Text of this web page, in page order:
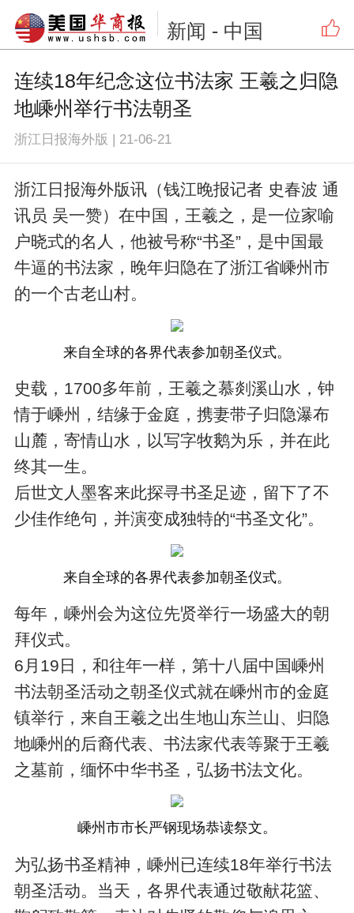
新闻 - 中国
连续18年纪念这位书法家 王羲之归隐
地嵊州举行书法朝圣
浙江日报海外版 | 21-06-21
浙江日报海外版讯（钱江晚报记者 史春波 通
讯员 吴一赞）在中国，王羲之，是一位家喻
户晓式的名人，他被号称“书圣”，是中国最
牛逼的书法家，晚年归隐在了浙江省嵊州市
的一个古老山村。
来自全球的各界代表参加朝圣仪式。
史载，1700多年前，王羲之慕剡溪山水，钟
情于嵊州，结缘于金庭，携妻带子归隐瀑布
山麓，寄情山水，以写字牧鹅为乐，并在此
终其一生。
后世文人墨客来此探寻书圣足迹，留下了不
少佳作绝句，并演变成独特的“书圣文化”。
来自全球的各界代表参加朝圣仪式。
每年，嵊州会为这位先贤举行一场盛大的朝
拜仪式。
6月19日，和往年一样，第十八届中国嵊州
书法朝圣活动之朝圣仪式就在嵊州市的金庭
镇举行，来自王羲之出生地山东兰山、归隐
地嵊州的后裔代表、书法家代表等聚于王羲
之墓前，缅怀中华书圣，弘扬书法文化。
嵊州市市长严钢现场恭读祭文。
为弘扬书圣精神，嵊州已连续18年举行书法
朝圣活动。当天，各界代表通过敬献花篮、